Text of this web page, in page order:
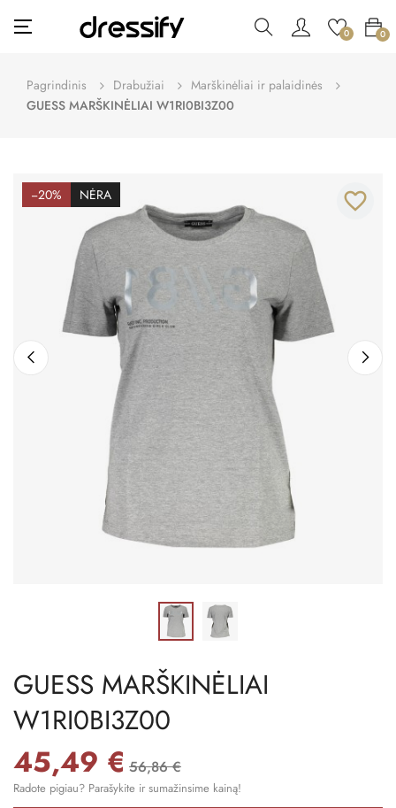
Toggle
navigation
☰ 0 0
Pagrindinis Drabužiai
Marškinėliai ir palaidinės
GUESS MARŠKINĖLIAI W1RI0BI3Z00
−20% NĖRA favorite_border
GUESS MARŠKINĖLIAI
W1RI0BI3Z00
45,49 € 56,86 €
Radote pigiau? Parašykite ir sumažinsime kainą!